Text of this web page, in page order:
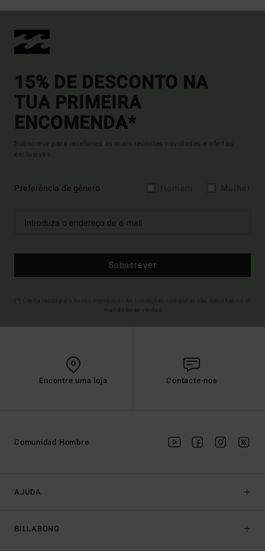
15% DE DESCONTO NA
TUA PRIMEIRA
ENCOMENDA*
Subscreve para receberes as mais recentes novidades e ofertas
exclusivas.
Preferência de género
Subscrever
Encontre uma loja Contacte-nos
AJUDA
BILLABONG
Comunidad Hombre